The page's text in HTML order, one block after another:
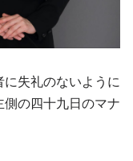
失礼のないように
の四十九日のマナ